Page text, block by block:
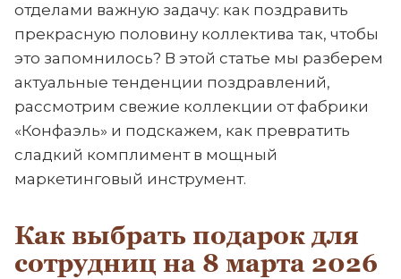
отделами важную задачу: как поздравить
прекрасную половину коллектива так, чтобы
это запомнилось? В этой статье мы разберем
актуальные тенденции поздравлений,
рассмотрим свежие коллекции от фабрики
«Конфаэль» и подскажем, как превратить
сладкий комплимент в мощный
маркетинговый инструмент.
Как выбрать подарок для
сотрудниц на 8 марта 2026